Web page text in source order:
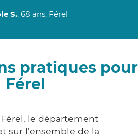
S., 68 ans, Férel
pratiques pour
Férel
le département
sur l'ensemble de la